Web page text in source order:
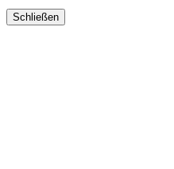
Schließen